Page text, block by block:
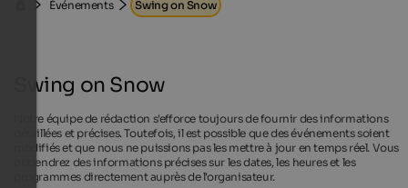
Événements Swing on Snow
Swing on Snow
Notre équipe de rédaction s'efforce toujours de fournir des informations
détaillées et précises. Toutefois, il est possible que des événements soient
modifiés et que nous ne puissions pas les mettre à jour en temps réel. Vous
obtiendrez des informations précises sur les dates, les heures et les
programmes directement auprès de l'organisateur.